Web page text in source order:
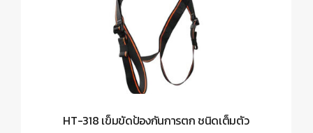
HT-318 เข็มขัดป้องกันการตก ชนิดเต็มตัว